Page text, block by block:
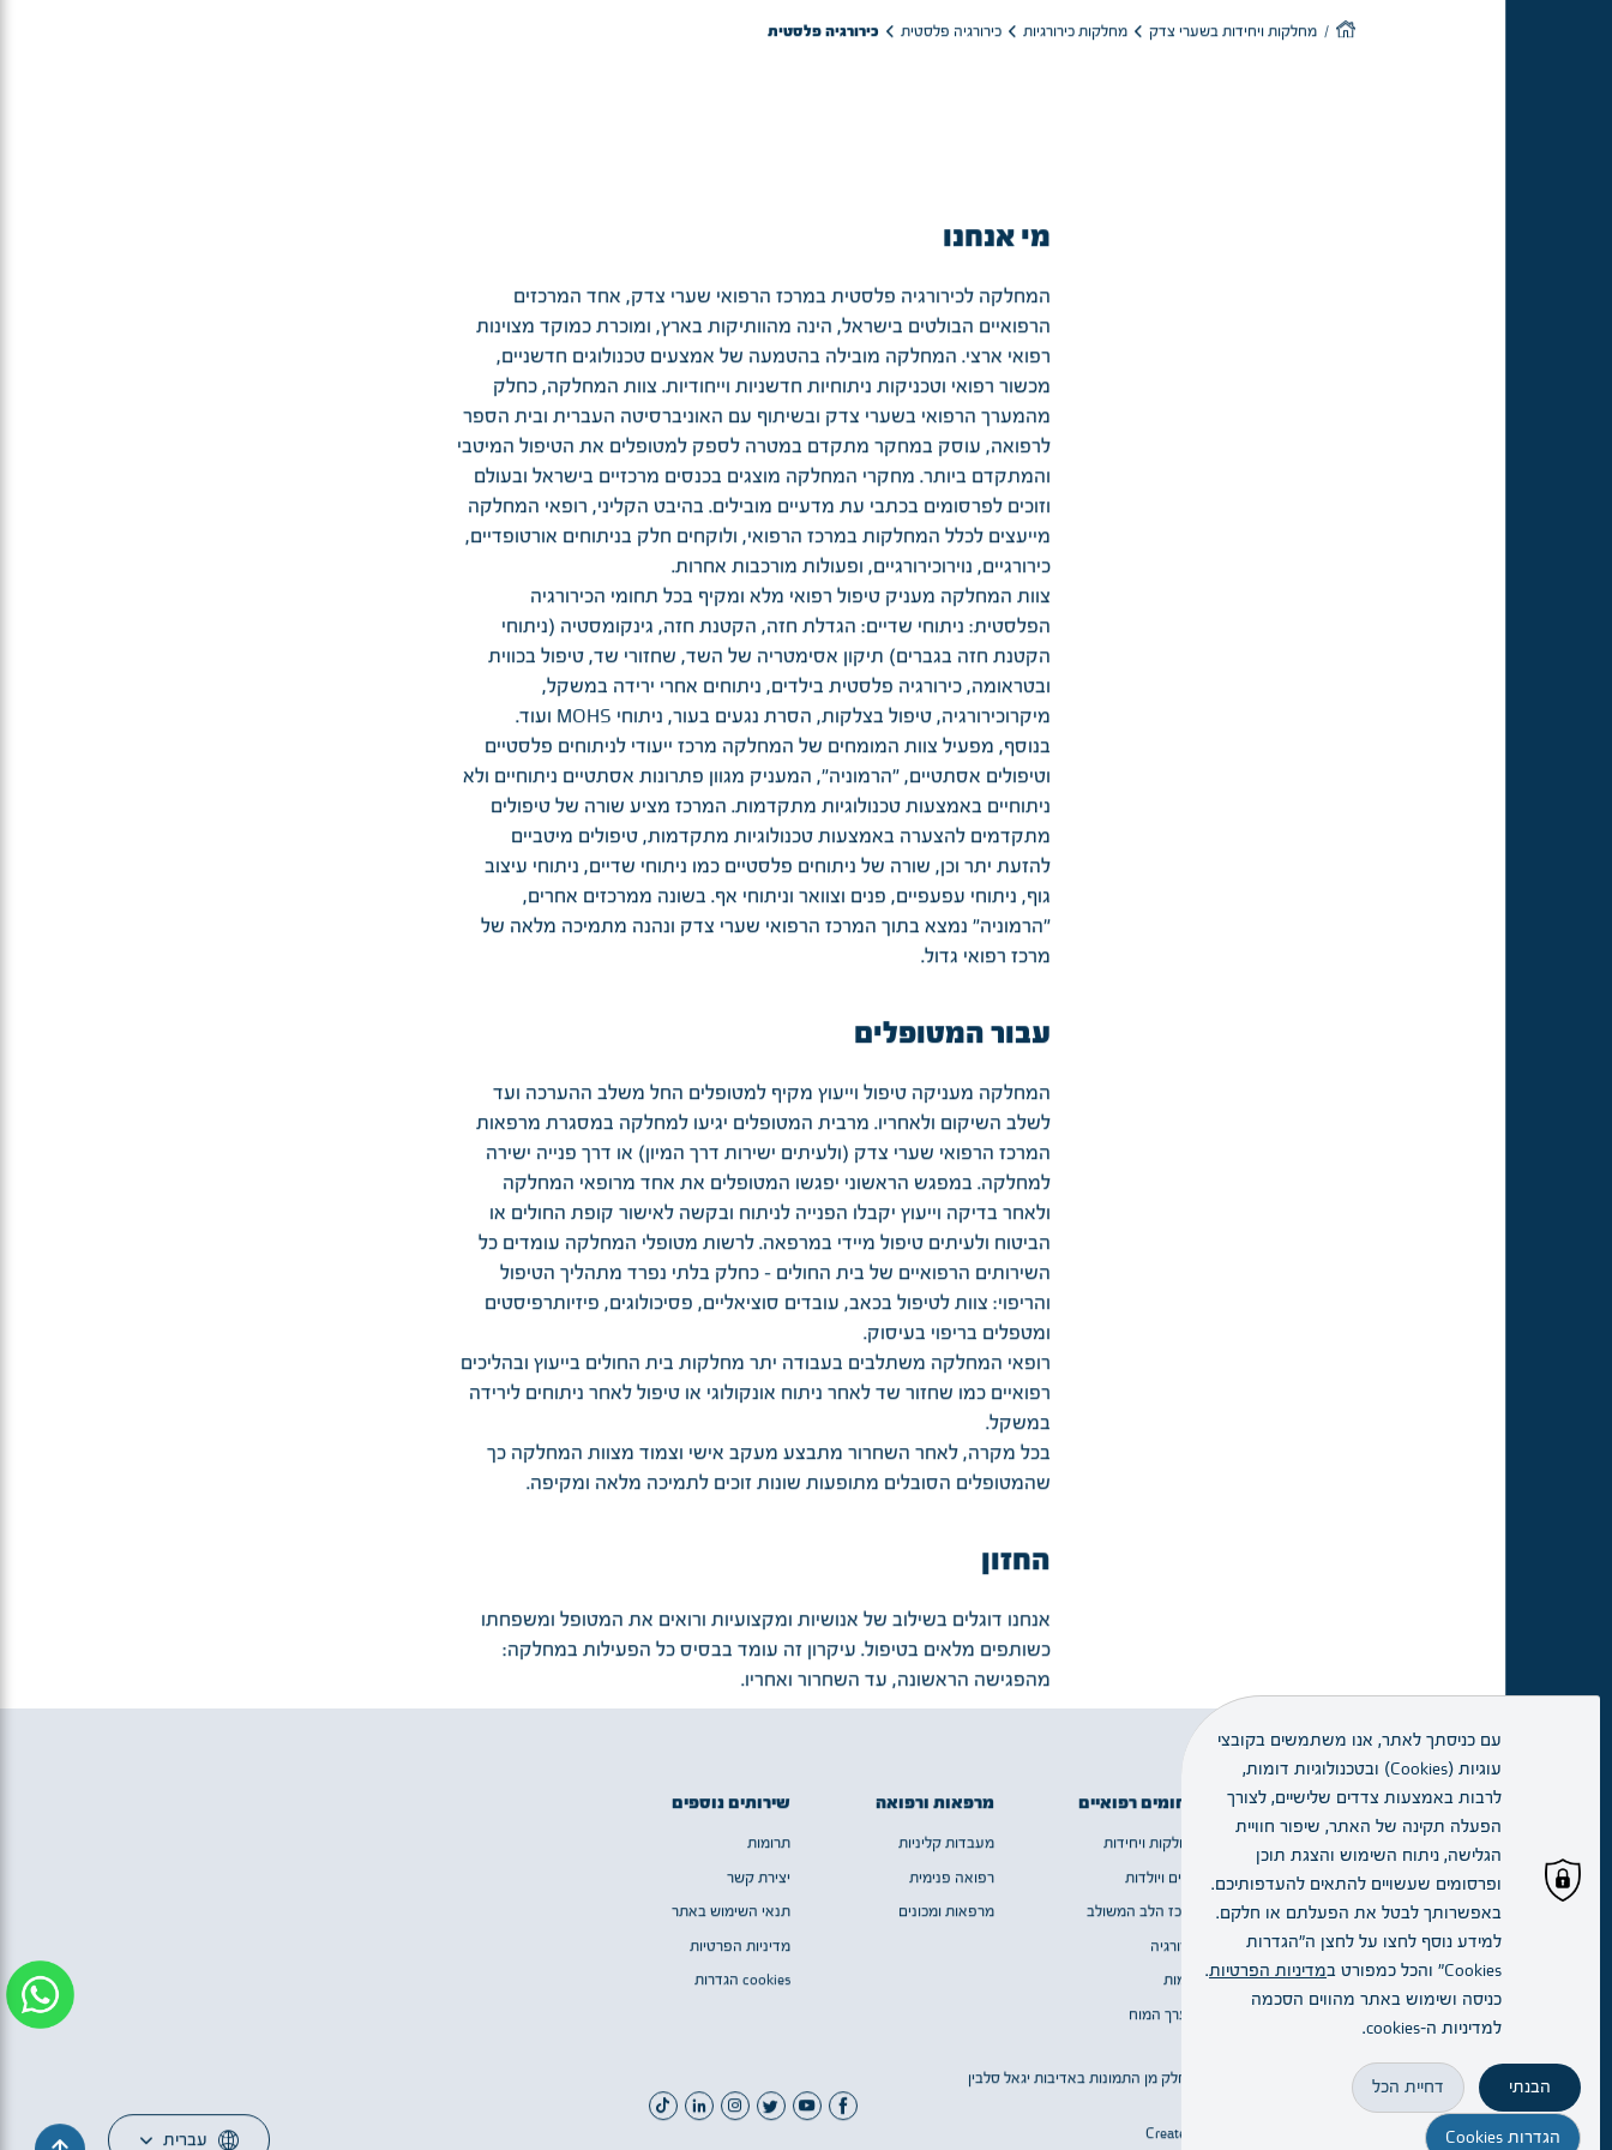
מחלקות
ויחידות
הגעה
והתמצאות
מחלקות ויחידות בשערי צדק מחלקות כירורגיות כירורגיה פלסטית כירורגיה פלסטית
מי אנחנו
המחלקה לכירורגיה פלסטית במרכז הרפואי שערי צדק, אחד המרכזים
הרפואיים הבולטים בישראל, הינה מהוותיקות בארץ, ומוכרת כמוקד מצוינות
רפואי ארצי. המחלקה מובילה בהטמעה של אמצעים טכנולוגים חדשניים,
מכשור רפואי וטכניקות ניתוחיות חדשניות וייחודיות. צוות המחלקה, כחלק
מהמערך הרפואי בשערי צדק ובשיתוף עם האוניברסיטה העברית ובית הספר
לרפואה, עוסק במחקר מתקדם במטרה לספק למטופלים את הטיפול המיטבי
והמתקדם ביותר. מחקרי המחלקה מוצגים בכנסים מרכזיים בישראל ובעולם
וזוכים לפרסומים בכתבי עת מדעיים מובילים. בהיבט הקליני, רופאי המחלקה
מייעצים לכלל המחלקות במרכז הרפואי, ולוקחים חלק בניתוחים אורטופדיים,
כירורגיים, נוירוכירורגיים, ופעולות מורכבות אחרות.
צוות המחלקה מעניק טיפול רפואי מלא ומקיף בכל תחומי הכירורגיה
הפלסטית: ניתוחי שדיים: הגדלת חזה, הקטנת חזה, גינקומסטיה (ניתוחי
הקטנת חזה בגברים) תיקון אסימטריה של השד, שחזורי שד, טיפול בכווית
ובטראומה, כירורגיה פלסטית בילדים, ניתוחים אחרי ירידה במשקל,
מיקרוכירורגיה, טיפול בצלקות, הסרת נגעים בעור, ניתוחי MOHS ועוד.
בנוסף, מפעיל צוות המומחים של המחלקה מרכז ייעודי לניתוחים פלסטיים
וטיפולים אסתטיים, "הרמוניה", המעניק מגוון פתרונות אסתטיים ניתוחיים ולא
ניתוחיים באמצעות טכנולוגיות מתקדמות. המרכז מציע שורה של טיפולים
מתקדמים להצערה באמצעות טכנולוגיות מתקדמות, טיפולים מיטביים
להזעת יתר וכן, שורה של ניתוחים פלסטיים כמו ניתוחי שדיים, ניתוחי עיצוב
גוף, ניתוחי עפעפיים, פנים וצוואר וניתוחי אף. בשונה ממרכזים אחרים,
"הרמוניה" נמצא בתוך המרכז הרפואי שערי צדק ונהנה מתמיכה מלאה של
מרכז רפואי גדול.
עבור המטופלים
המחלקה מעניקה טיפול וייעוץ מקיף למטופלים החל משלב ההערכה ועד
לשלב השיקום ולאחריו. מרבית המטופלים יגיעו למחלקה במסגרת מרפאות
המרכז הרפואי שערי צדק (ולעיתים ישירות דרך המיון) או דרך פנייה ישירה
למחלקה. במפגש הראשוני יפגשו המטופלים את אחד מרופאי המחלקה
ולאחר בדיקה וייעוץ יקבלו הפנייה לניתוח ובקשה לאישור קופת החולים או
הביטוח ולעיתים טיפול מיידי במרפאה. לרשות מטופלי המחלקה עומדים כל
השירותים הרפואיים של בית החולים - כחלק בלתי נפרד מתהליך הטיפול
והריפוי: צוות לטיפול בכאב, עובדים סוציאליים, פסיכולוגים, פיזיותרפיסטים
ומטפלים בריפוי בעיסוק.
רופאי המחלקה משתלבים בעבודה יתר מחלקות בית החולים בייעוץ ובהליכים
רפואיים כמו שחזור שד לאחר ניתוח אונקולוגי או טיפול לאחר ניתוחים לירידה
במשקל.
בכל מקרה, לאחר השחרור מתבצע מעקב אישי וצמוד מצוות המחלקה כך
שהמטופלים הסובלים מתופעות שונות זוכים לתמיכה מלאה ומקיפה.
החזון
אנחנו דוגלים בשילוב של אנושיות ומקצועיות ורואים את המטופל ומשפחתו
כשותפים מלאים בטיפול. עיקרון זה עומד בבסיס כל הפעילות במחלקה:
מהפגישה הראשונה, עד השחרור ואחריו.
מידע שימושי
שירות ומידע
דרושים
הסדרי בחירה
Blogs
תחומים רפואיים
מחלקות ויחידות
נשים ויולדות
מרכז הלב המשולב
כירורגיה
דימות
מערך המוח
מרפאות ורפואה
מעבדות קליניות
רפואה פנימית
מרפאות ומכונים
שירותים נוספים
תרומות
יצירת קשר
תנאי השימוש באתר
מדיניות הפרטיות
cookies הגדרות
כל הזכויות שמורות © 2023 | חלק מן התמונות באדיבות יגאל סלבין
Created By: עברית
עם כניסתך לאתר, אנו משתמשים בקובצי
עוגיות (Cookies) ובטכנולוגיות דומות,
לרבות באמצעות צדדים שלישיים, לצורך
הפעלה תקינה של האתר, שיפור חוויית
הגלישה, ניתוח השימוש והצגת תוכן
ופרסומים שעשויים להתאים להעדפותיכם.
באפשרותך לבטל את הפעלתם או חלקם.
למידע נוסף לחצו על לחצן ה"הגדרות
Cookies" והכל כמפורט ב
מדיניות הפרטיות.
כניסה ושימוש באתר מהווים הסכמה
למדיניות ה–cookies.
הבנתי דחיית הכל
הגדרות Cookies